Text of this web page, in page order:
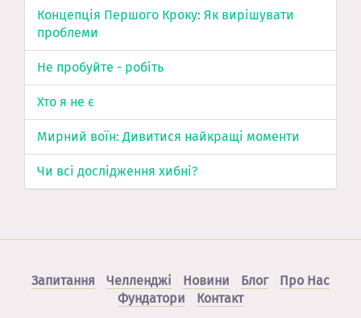
Концепція Першого Кроку: Як вирішувати
проблеми
Не пробуйте - робіть
Хто я не є
Мирний воїн: Дивитися найкращі моменти
Чи всі дослідження хибні?
Запитання Челленджі Новини Блог
Про Нас
Фундатори
Контакт